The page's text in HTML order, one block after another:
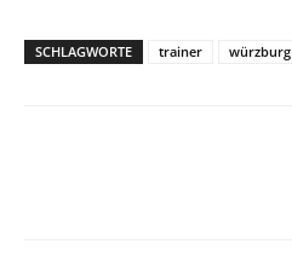
SCHLAGWORTE trainer würzburg